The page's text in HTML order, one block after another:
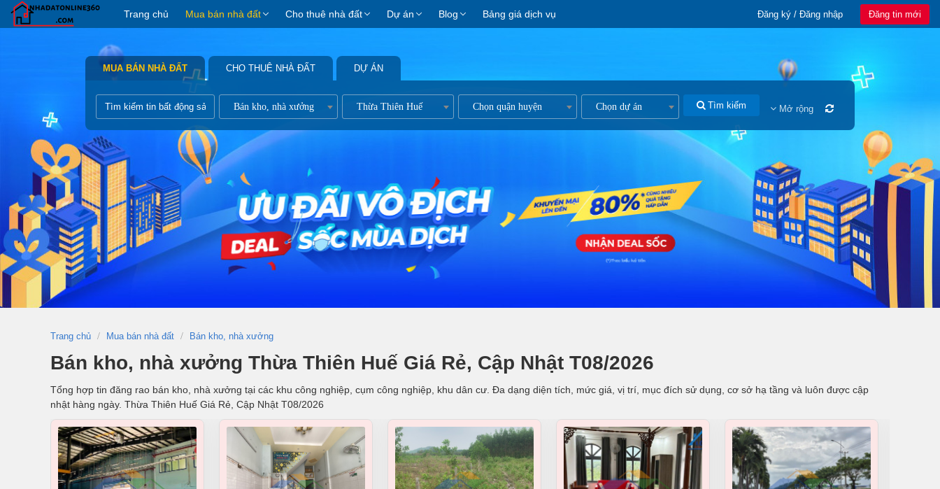
Trang chủ Mua bán nhà đất Cho thuê nhà đất Dự án Blog Bảng giá dịch vụ Đăng ký / Đăng nhập Đăng tin mới
MUA BÁN NHÀ ĐẤT CHO THUÊ NHÀ ĐẤT DỰ ÁN
Bán kho, nhà xưởng Thừa Thiên Huế Chọn quận huyện Chọn dự án Tìm kiếm Mở rộng
Trang chủ Mua bán nhà đất Bán kho, nhà xưởng
Bán kho, nhà xưởng Thừa Thiên Huế Giá Rẻ, Cập Nhật T08/2026
Tổng hợp tin đăng rao bán kho, nhà xưởng tại các khu công nghiệp, cụm công nghiệp, khu dân cư. Đa dạng diện tích, mức giá, vị trí, mục đích sử dụng, cơ sở hạ tầng và luôn được cập
nhật hàng ngày. Thừa Thiên Huế Giá Rẻ, Cập Nhật T08/2026